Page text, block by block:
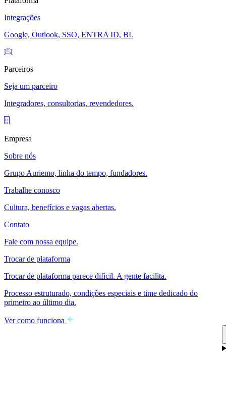
Integrações
Google, Outlook, SSO, ENTRA ID, BI.
Parceiros
Seja um parceiro
Integradores, consultorias, revendedores.
Empresa
Sobre nós
Grupo Auriemo, linha do tempo, fundadores.
Trabalhe conosco
Cultura, benefícios e vagas abertas.
Contato
Fale com nossa equipe.
Trocar de plataforma
Trocar de plataforma parece difícil. A gente facilita.
Processo estruturado, condições especiais e time dedicado do
primeiro ao último dia.
Ver como funciona